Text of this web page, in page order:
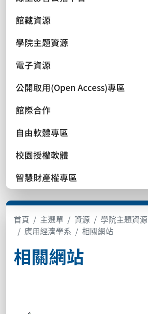
館藏資源
學院主題資源
電子資源
公開取用(Open Access)專區
館際合作
自由軟體專區
校園授權軟體
智慧財產權專區
首頁 主選單 資源 學院主題資源
應用經濟學系
相關網站
相關網站